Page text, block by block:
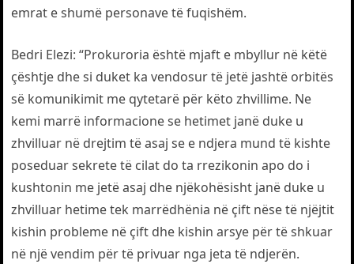
emrat e shumë personave të fuqishëm.
Bedri Elezi: “Prokuroria është mjaft e mbyllur në këtë
çështje dhe si duket ka vendosur të jetë jashtë orbitës
së komunikimit me qytetarë për këto zhvillime. Ne
kemi marrë informacione se hetimet janë duke u
zhvilluar në drejtim të asaj se e ndjera mund të kishte
poseduar sekrete të cilat do ta rrezikonin apo do i
kushtonin me jetë asaj dhe njëkohësisht janë duke u
zhvilluar hetime tek marrëdhënia në çift nëse të njëjtit
kishin probleme në çift dhe kishin arsye për të shkuar
në një vendim për të privuar nga jeta të ndjerën.